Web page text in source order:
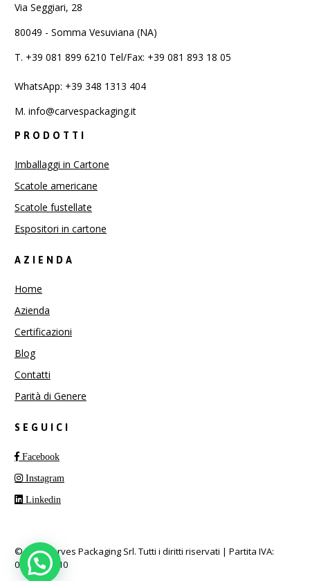
Via Seggiari, 28
80049 - Somma Vesuviana (NA)
T. +39 081 899 6210 Tel/Fax: +39 081 893 18 05
WhatsApp: +39 348 1313 404
M. info@carvespackaging.it
PRODOTTI
Imballaggi in Cartone
Scatole americane
Scatole fustellate
Espositori in cartone
AZIENDA
Home
Azienda
Certificazioni
Blog
Contatti
Parità di Genere
SEGUICI
Facebook
Instagram
Linkedin
© 2026 Carves Packaging Srl. Tutti i diritti riservati | Partita IVA:
03617601210